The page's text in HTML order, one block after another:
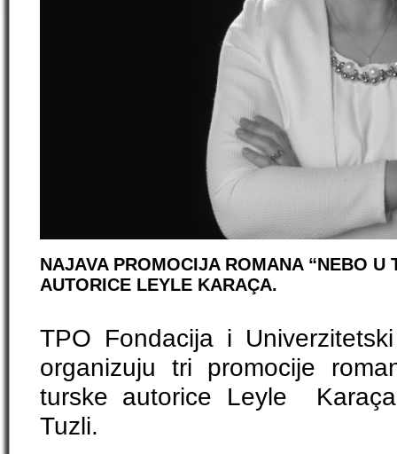
NAJAVA PROMOCIJA ROMANA “NEBO U
AUTORICE LEYLE KARAÇA.
TPO Fondacija i
organizuju tri promocije
turske autorice Leyle
Tuzli.